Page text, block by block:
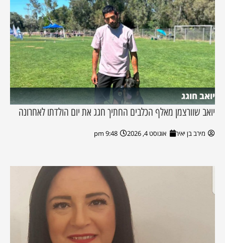
יואב חוגג
יואב שוורצמן מאלף הכלבים החתיך חגג את יום הולדתו לאחרונה
מירב בן יאיר אוגוסט 4, 2026 9:48 pm